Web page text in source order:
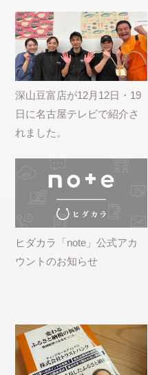
深山豆富店が12月12日・19
日に名古屋テレビで紹介さ
れました。
ヒダカラ「note」公式アカ
ウントのお知らせ